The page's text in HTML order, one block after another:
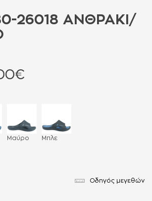
26018 ΑΝΘΡΑΚΙ/
Μαύρο Μπλε
Οδηγός μεγεθών